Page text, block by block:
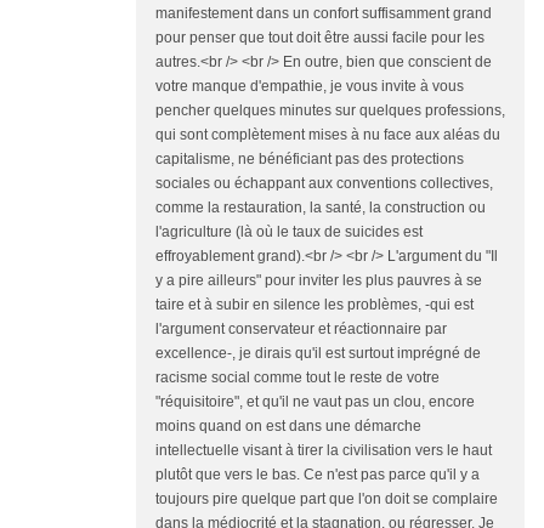
manifestement dans un confort suffisamment grand
pour penser que tout doit être aussi facile pour les
autres.<br /> <br /> En outre, bien que conscient de
votre manque d'empathie, je vous invite à vous
pencher quelques minutes sur quelques professions,
qui sont complètement mises à nu face aux aléas du
capitalisme, ne bénéficiant pas des protections
sociales ou échappant aux conventions collectives,
comme la restauration, la santé, la construction ou
l'agriculture (là où le taux de suicides est
effroyablement grand).<br /> <br /> L'argument du "Il
y a pire ailleurs" pour inviter les plus pauvres à se
taire et à subir en silence les problèmes, -qui est
l'argument conservateur et réactionnaire par
excellence-, je dirais qu'il est surtout imprégné de
racisme social comme tout le reste de votre
"réquisitoire", et qu'il ne vaut pas un clou, encore
moins quand on est dans une démarche
intellectuelle visant à tirer la civilisation vers le haut
plutôt que vers le bas. Ce n'est pas parce qu'il y a
toujours pire quelque part que l'on doit se complaire
dans la médiocrité et la stagnation, ou régresser. Je